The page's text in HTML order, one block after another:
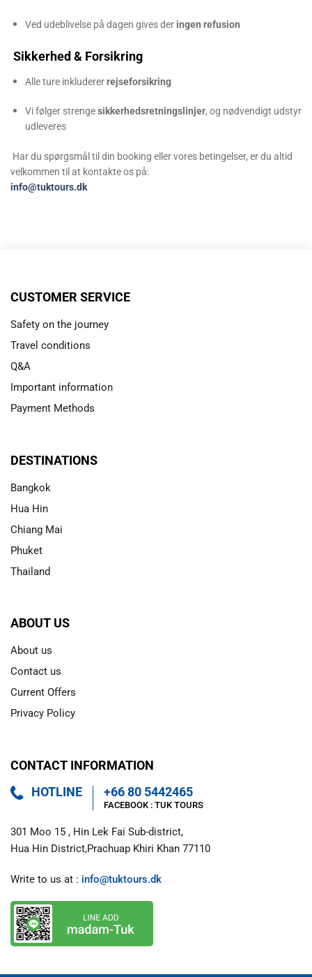
Ved udeblivelse på dagen gives der ingen refusion
Sikkerhed & Forsikring
Alle ture inkludererrejseforsikring
Vi følger strengesikkerhedsretningslinjer, og nødvendigt udstyr
udleveres
Har du spørgsmål til din booking eller vores betingelser, er du altid
velkommen til at kontakte os på:
info@tuktours.dk
CUSTOMER SERVICE
Safety on the journey
Travel conditions
Q&A
Important information
Payment Methods
DESTINATIONS
Bangkok
Hua Hin
Chiang Mai
Phuket
Thailand
ABOUT US
About us
Contact us
Current Offers
Privacy Policy
CONTACT INFORMATION
HOTLINE
+66 80 5442465
FACEBOOK : TUK TOURS
301 Moo 15 , Hin Lek Fai Sub-district,
Hua Hin District,Prachuap Khiri Khan 77110
Write to us at : info@tuktours.dk